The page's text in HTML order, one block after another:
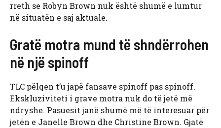
rreth se Robyn Brown nuk është shumë e lumtur
në situatën e saj aktuale.
Gratë motra mund të shndërrohen
në një spinoff
TLC pëlqen t’u japë fansave spinoff pas spinoff.
Ekskluziviteti i grave motra nuk do të jetë më
ndryshe. Pasuesit janë shumë më të interesuar për
jetën e Janelle Brown dhe Christine Brown. Gjatë